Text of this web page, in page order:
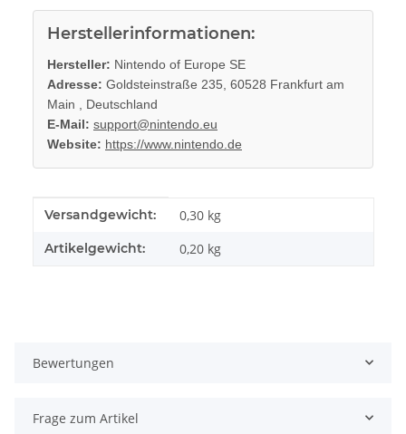
Herstellerinformationen:
Hersteller: Nintendo of Europe SE
Adresse: Goldsteinstraße 235, 60528 Frankfurt am
Main , Deutschland
E-Mail: support@nintendo.eu
Website: https://www.nintendo.de
Produkteigenschaft
Wert
Versandgewicht: 0,30 kg
Artikelgewicht: 0,20 kg
Bewertungen
Frage zum Artikel